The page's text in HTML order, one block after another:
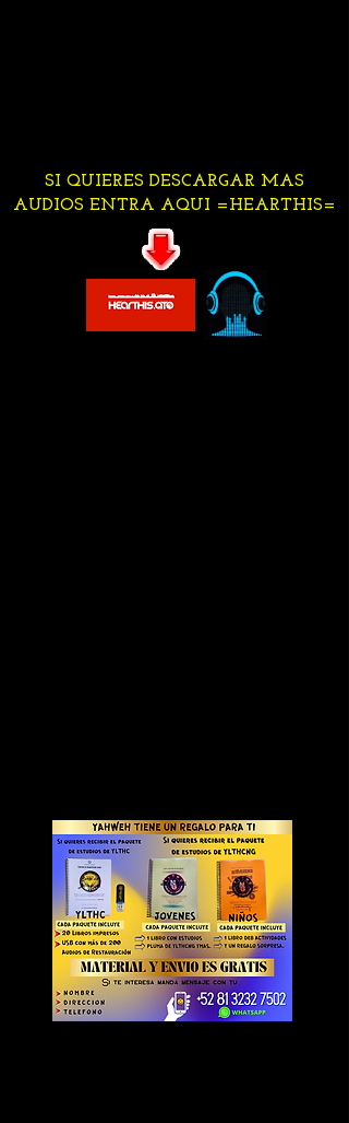
SI QUIERES DESCARGAR MAS
AUDIOS ENTRA AQUI =HEARTHIS=